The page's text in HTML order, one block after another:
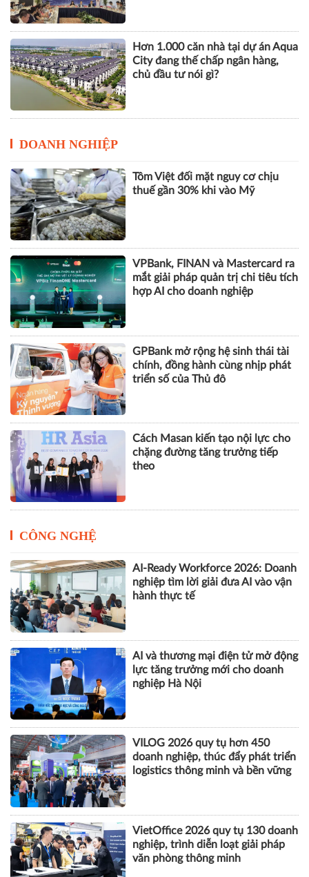
Hơn 1.000 căn nhà tại dự án Aqua
City đang thế chấp ngân hàng,
chủ đầu tư nói gì?
DOANH NGHIỆP
Tôm Việt đối mặt nguy cơ chịu
thuế gần 30% khi vào Mỹ
VPBank, FINAN và Mastercard ra
mắt giải pháp quản trị chi tiêu tích
hợp AI cho doanh nghiệp
GPBank mở rộng hệ sinh thái tài
chính, đồng hành cùng nhịp phát
triển số của Thủ đô
Cách Masan kiến tạo nội lực cho
chặng đường tăng trưởng tiếp
theo
CÔNG NGHỆ
AI-Ready Workforce 2026: Doanh
nghiệp tìm lời giải đưa AI vào vận
hành thực tế
AI và thương mại điện tử mở động
lực tăng trưởng mới cho doanh
nghiệp Hà Nội
VILOG 2026 quy tụ hơn 450
doanh nghiệp, thúc đẩy phát triển
logistics thông minh và bền vững
VietOffice 2026 quy tụ 130 doanh
nghiệp, trình diễn loạt giải pháp
văn phòng thông minh